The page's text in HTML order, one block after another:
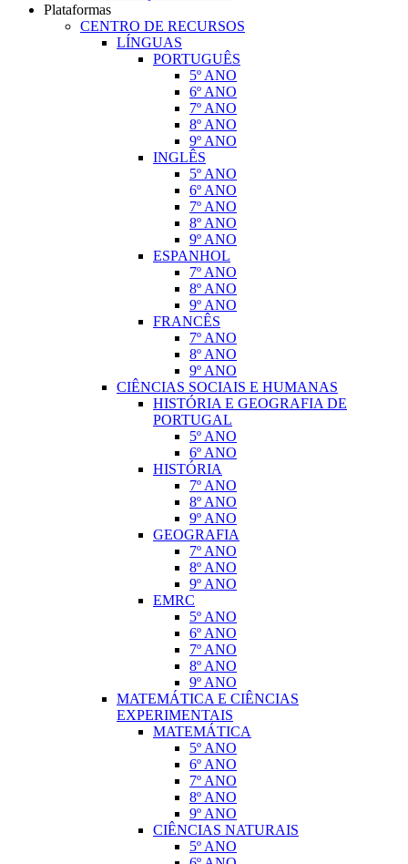
Plataformas
CENTRO DE RECURSOS
LÍNGUAS
PORTUGUÊS
5º ANO
6º ANO
7º ANO
8º ANO
9º ANO
INGLÊS
5º ANO
6º ANO
7º ANO
8º ANO
9º ANO
ESPANHOL
7º ANO
8º ANO
9º ANO
FRANCÊS
7º ANO
8º ANO
9º ANO
CIÊNCIAS SOCIAIS E HUMANAS
HISTÓRIA E GEOGRAFIA DE
PORTUGAL
5º ANO
6º ANO
HISTÓRIA
7º ANO
8º ANO
9º ANO
GEOGRAFIA
7º ANO
8º ANO
9º ANO
EMRC
5º ANO
6º ANO
7º ANO
8º ANO
9º ANO
MATEMÁTICA E CIÊNCIAS
EXPERIMENTAIS
MATEMÁTICA
5º ANO
6º ANO
7º ANO
8º ANO
9º ANO
CIÊNCIAS NATURAIS
5º ANO